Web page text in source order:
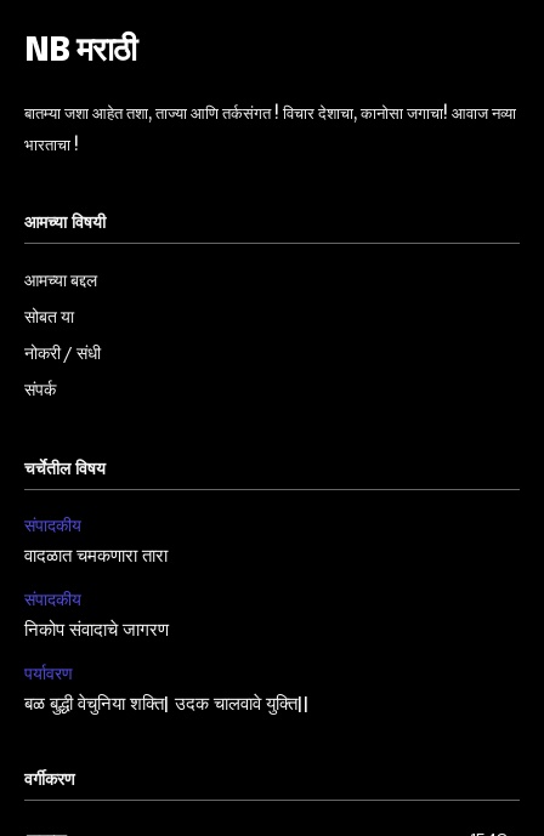
NB मराठी
बातम्या जशा आहेत तशा, ताज्या आणि तर्कसंगत ! विचार देशाचा, कानोसा जगाचा! आवाज नव्या
भारताचा !
आमच्या विषयी
आमच्या बद्दल
सोबत या
नोकरी / संधी
संपर्क
चर्चेतील विषय
संपादकीय
वादळात चमकणारा तारा
संपादकीय
निकोप संवादाचे जागरण
पर्यावरण
बळ बुद्धी वेचुनिया शक्ति| उदक चालवावे युक्ति||
वर्गीकरण